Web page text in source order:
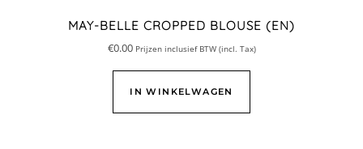
MAY-BELLE CROPPED BLOUSE (EN)
€0.00 Prijzen inclusief BTW (incl. Tax)
IN WINKELWAGEN